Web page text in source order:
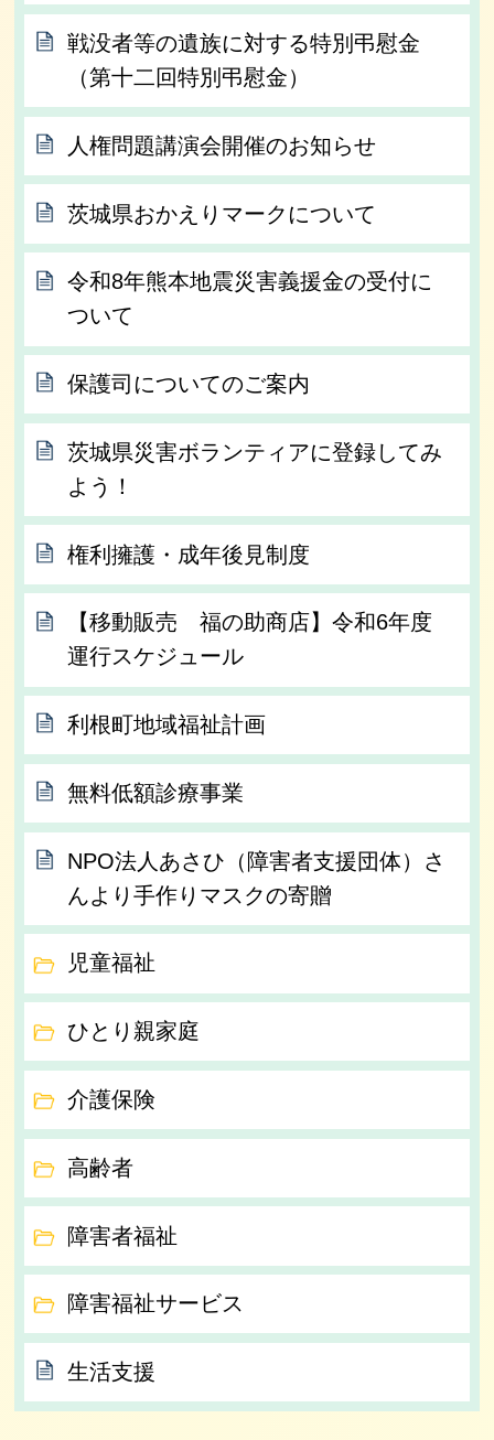
戦没者等の遺族に対する特別弔慰金
（第十二回特別弔慰金）
人権問題講演会開催のお知らせ
茨城県おかえりマークについて
令和8年熊本地震災害義援金の受付に
ついて
保護司についてのご案内
茨城県災害ボランティアに登録してみ
よう！
権利擁護・成年後見制度
【移動販売 福の助商店】令和6年度
運行スケジュール
利根町地域福祉計画
無料低額診療事業
NPO法人あさひ（障害者支援団体）さ
んより手作りマスクの寄贈
児童福祉
ひとり親家庭
介護保険
高齢者
障害者福祉
障害福祉サービス
生活支援